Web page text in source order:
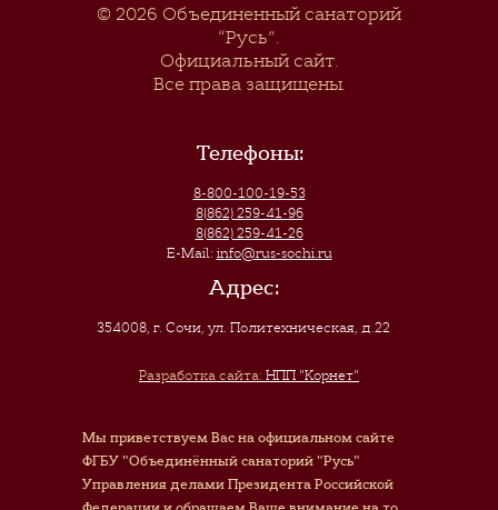
© 2026 Объединенный санаторий
“Русь”.
Официальный сайт.
Все права защищены.
Телефоны:
8-800-100-19-53
8(862) 259-41-96
8(862) 259-41-26
E-Mail: info@rus-sochi.ru
Адрес:
354008, г. Сочи,ул. Политехническая, д.22
Разработка сайта: НПП "Корнет"
Мы приветствуем Вас на официальном сайте
ФГБУ "Объединённый санаторий "Русь"
Управления делами Президента Российской